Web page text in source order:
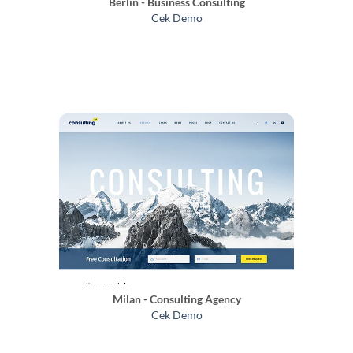
Cek Demo
Milan - Consulting Agency
Cek Demo